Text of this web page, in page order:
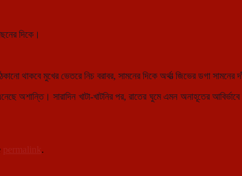
দিকে।
থাকবে মুখের ভেতরে নিচ বরাবর, সামনের দিকে অর্থাত্‍ জিভের ডগা সামনের
সারাদিন খাটা-খাটনির পর, রাতের ঘুমে এমন অনাহূতের
permalink.